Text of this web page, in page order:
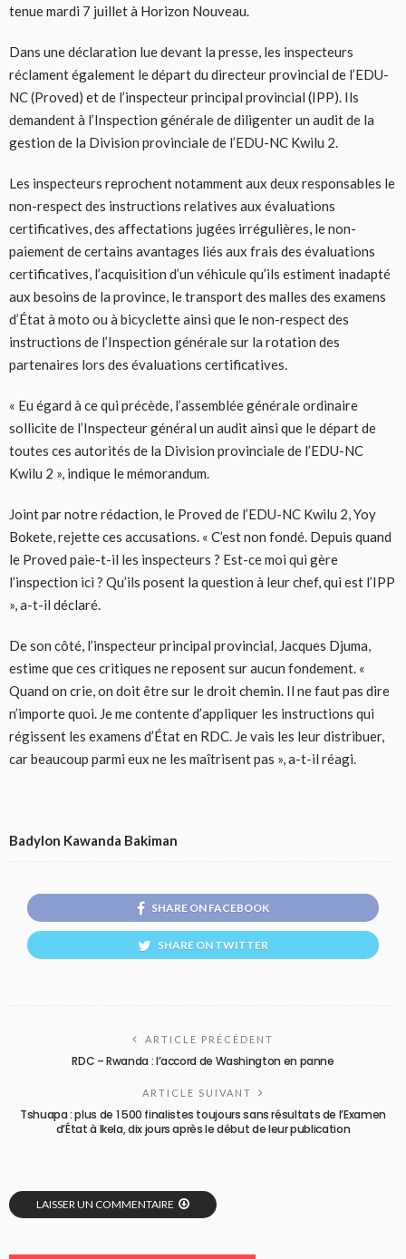
tenue mardi 7 juillet à Horizon Nouveau.
Dans une déclaration lue devant la presse, les inspecteurs
réclament également le départ du directeur provincial de l’EDU-
NC (Proved) et de l’inspecteur principal provincial (IPP). Ils
demandent à l’Inspection générale de diligenter un audit de la
gestion de la Division provinciale de l’EDU-NC Kwilu 2.
Les inspecteurs reprochent notamment aux deux responsables le
non-respect des instructions relatives aux évaluations
certificatives, des affectations jugées irrégulières, le non-
paiement de certains avantages liés aux frais des évaluations
certificatives, l’acquisition d’un véhicule qu’ils estiment inadapté
aux besoins de la province, le transport des malles des examens
d’État à moto ou à bicyclette ainsi que le non-respect des
instructions de l’Inspection générale sur la rotation des
partenaires lors des évaluations certificatives.
« Eu égard à ce qui précède, l’assemblée générale ordinaire
sollicite de l’Inspecteur général un audit ainsi que le départ de
toutes ces autorités de la Division provinciale de l’EDU-NC
Kwilu 2 », indique le mémorandum.
Joint par notre rédaction, le Proved de l’EDU-NC Kwilu 2, Yoy
Bokete, rejette ces accusations. « C’est non fondé. Depuis quand
le Proved paie-t-il les inspecteurs ? Est-ce moi qui gère
l’inspection ici ? Qu’ils posent la question à leur chef, qui est l’IPP
», a-t-il déclaré.
De son côté, l’inspecteur principal provincial, Jacques Djuma,
estime que ces critiques ne reposent sur aucun fondement. «
Quand on crie, on doit être sur le droit chemin. Il ne faut pas dire
n’importe quoi. Je me contente d’appliquer les instructions qui
régissent les examens d’État en RDC. Je vais les leur distribuer,
car beaucoup parmi eux ne les maîtrisent pas », a-t-il réagi.
Badylon Kawanda Bakiman
SHARE ON FACEBOOK
SHARE ON TWITTER
ARTICLE PRÉCÉDENT
RDC – Rwanda : l’accord de Washington en panne
ARTICLE SUIVANT
Tshuapa : plus de 1 500 finalistes toujours sans résultats de l’Examen
d’État à Ikela, dix jours après le début de leur publication
LAISSER UN COMMENTAIRE